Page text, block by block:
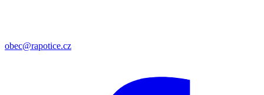
obec@rapotice.cz